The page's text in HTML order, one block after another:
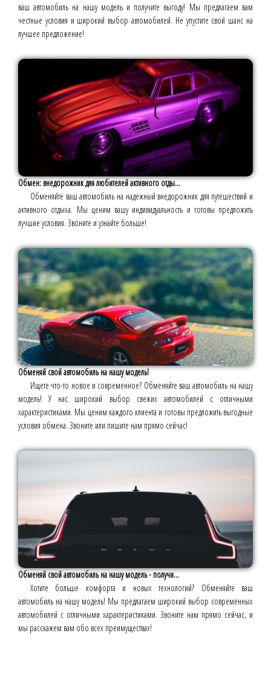
ваш автомобиль на нашу модель и получите выгоду! Мы предлагаем вам
честные условия и широкий выбор автомобилей. Не упустите свой шанс на
лучшее предложение!
Обмен: внедорожник для любителей активного отды...
Обменяйте ваш автомобиль на надёжный внедорожник для путешествий и
активного отдыха. Мы ценим вашу индивидуальность и готовы предложить
лучшие условия. Звоните и узнайте больше!
Обменяй свой автомобиль на нашу модель!
Ищете что-то новое и современное? Обменяйте ваш автомобиль на нашу
модель! У нас широкий выбор свежих автомобилей с отличными
характеристиками. Мы ценим каждого клиента и готовы предложить выгодные
условия обмена. Звоните или пишите нам прямо сейчас!
Обменяй свой автомобиль на нашу модель - получи...
Хотите больше комфорта и новых технологий? Обменяйте ваш
автомобиль на нашу модель! Мы предлагаем широкий выбор современных
автомобилей с отличными характеристиками. Звоните нам прямо сейчас, и
мы расскажем вам обо всех преимуществах!